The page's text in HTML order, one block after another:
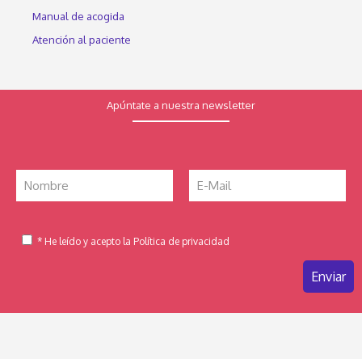
Manual de acogida
Atención al paciente
Apúntate a nuestra newsletter
* He leído y acepto la Política de privacidad